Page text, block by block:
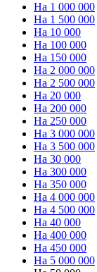
На 1 000 000
На 1 500 000
На 10 000
На 100 000
На 150 000
На 2 000 000
На 2 500 000
На 20 000
На 200 000
На 250 000
На 3 000 000
На 3 500 000
На 30 000
На 300 000
На 350 000
На 4 000 000
На 4 500 000
На 40 000
На 400 000
На 450 000
На 5 000 000